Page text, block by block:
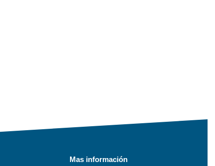
Mas información